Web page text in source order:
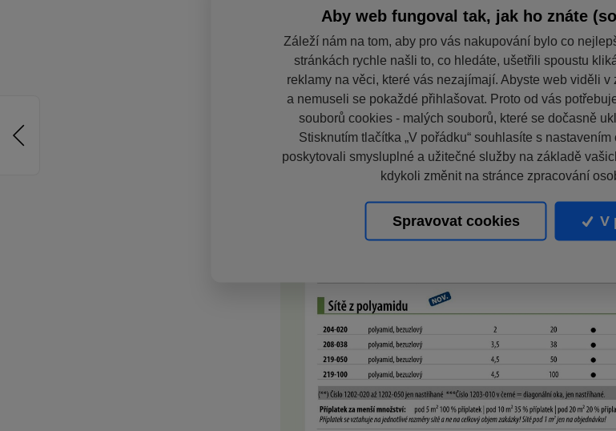
Aby web fungoval tak, jak ho znáte
Záleží nám na tom, aby pro vás nakupování bylo co
stránkách rychle našli to, co hledáte, ušetřili spoustu
reklamy na věci, které vás nezajímají. Abyste web viděli
a nemuseli se pokaždé přihlašovat. Proto od vás
souborů cookies - malých souborů, které se dočasně
Stisknutím tlačítka „V pořádku“ souhlasíte s
poskytovali smysluplné a užitečné služby na základě
kdykoli změnit na stránce zpracování
Spravovat cookies V